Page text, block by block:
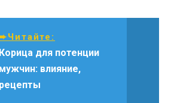
Корица для потенции
мужчин: влияние,
рецепты